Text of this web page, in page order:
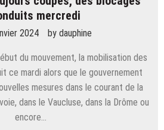
mercredi
2024 by dauphine
du mouvement, la mobilisation des
ce mardi alors que le gouvernement
mesures dans le courant de la
dans le Vaucluse, dans la Drôme ou
encore…